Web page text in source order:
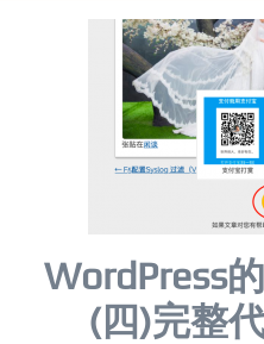
WordPress
(四)完整